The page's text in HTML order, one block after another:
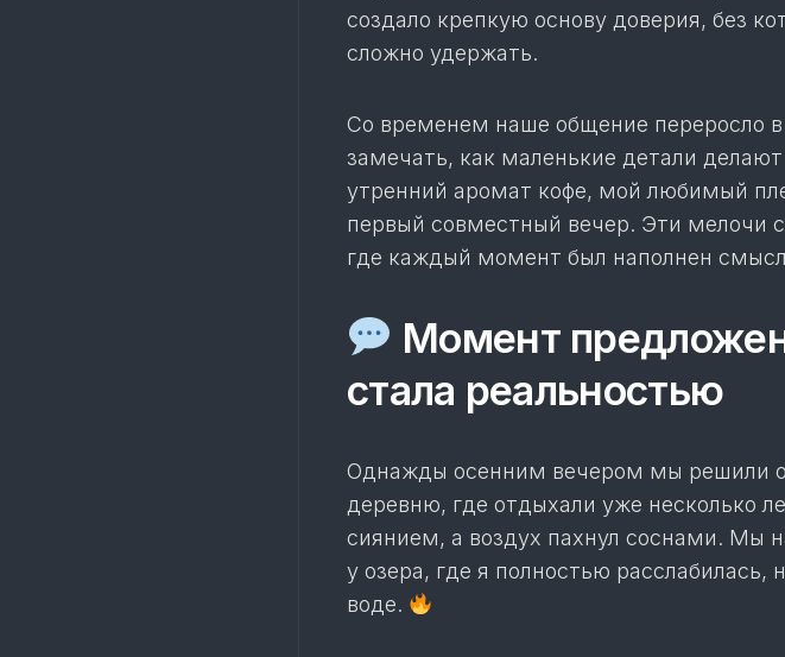
создало крепкую основу доверия, без
сложно удержать.
Со временем наше общение переросло в
замечать, как маленькие детали
утренний аромат кофе, мой любимый
первый совместный вечер. Эти мелочи
где каждый момент был наполнен
Момент
стала реальностью
Однажды осенним вечером мы решили
деревню, где отдыхали уже несколько
сиянием, а воздух пахнул соснами. Мы
у озера, где я полностью
воде.